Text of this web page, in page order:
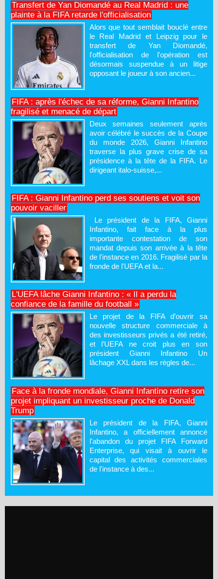
Transfert de Yan Diomandé au Real Madrid : une
plainte à la FIFA retarde l'officialisation
Alors que tout semblait bouclé entre
le Real Madrid et Leipzig pour le
transfert de Yan Diomandé,
l'officialisation de l'opération est
désormais suspendue à un litige
opposant le joueur à son ancien...
FIFA : après l'échec de sa réforme, Gianni Infantino
fragilisé et menacé de départ
Deux semaines seulement après
avoir célébré le succès de la Coupe
du monde 2026, Gianni Infantino
traverse la plus grave crise de sa
présidence à la tête de la FIFA. Le
dirigeant italo-suisse,...
FIFA : Gianni Infantino perd ses soutiens et voit son
pouvoir vaciller
Le président de la FIFA, Gianni
Infantino, fait face à la plus
importante contestation de son
mandat depuis son arrivée à la tête
de l'instance en 2016. Fragilisé par la
fronde de l'UEFA et la...
L'UEFA lâche Gianni Infantino : « Il a perdu la
confiance de la famille du football »
Le projet de la FIFA d’ouvrir sa
nouvelle structure commerciale à
des investisseurs privés a été retiré,
et l’UEFA ne croit plus en son
président Gianni Infantino Un
lâchage XXL dans les règles de...
Face à la fronde mondiale, Gianni Infantino retire son
projet impliquant un investisseur proche de Donald
Trump
Le président de la FIFA, Gianni
Infantino, a officiellement annoncé
l'abandon du projet FIFA Forward
Enterprise, qui visait à ouvrir le
capital des activités commerciales
de l'instance à des...